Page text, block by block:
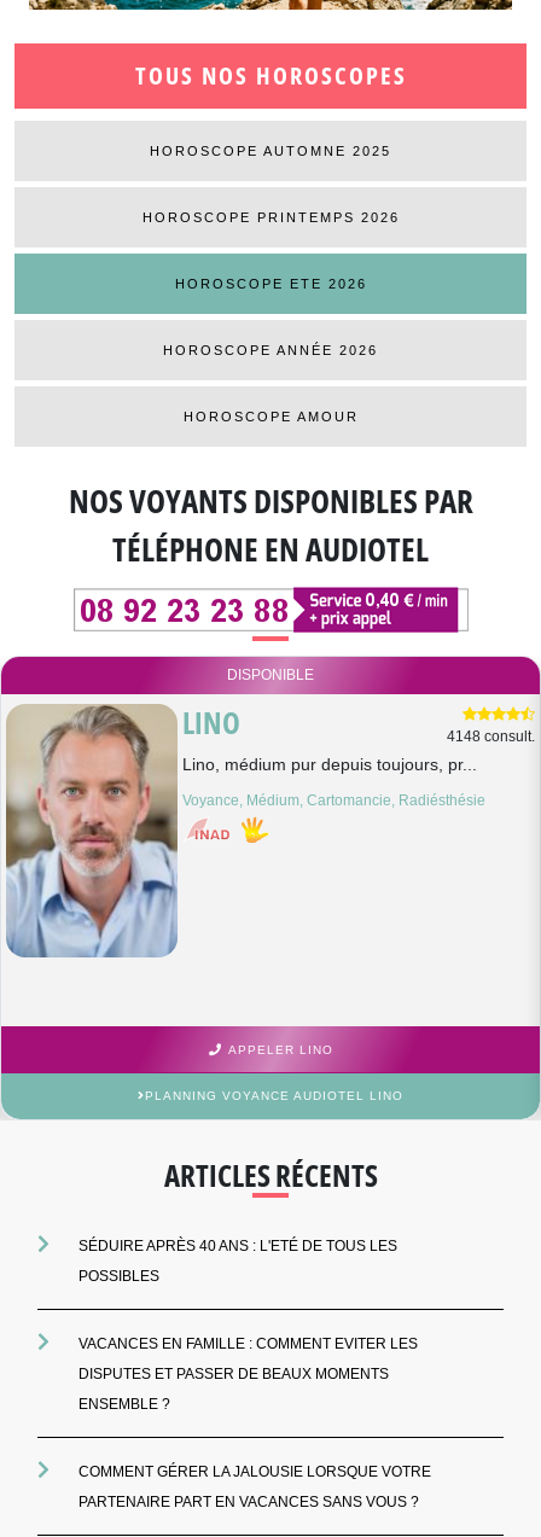
TOUS NOS HOROSCOPES
HOROSCOPE AUTOMNE 2025
HOROSCOPE PRINTEMPS 2026
HOROSCOPE ETE 2026
HOROSCOPE ANNÉE 2026
HOROSCOPE AMOUR
NOS VOYANTS DISPONIBLESPAR
TÉLÉPHONE EN AUDIOTEL
DISPONIBLE
LINO 4148 consult.
Lino, médium pur depuis toujours, pr...
Voyance, Médium, Cartomancie, Radiésthésie
APPELER LINO
PLANNING VOYANCE AUDIOTEL LINO
ARTICLES RÉCENTS
SÉDUIRE APRÈS 40 ANS : L'ETÉ DE TOUS LES
POSSIBLES
VACANCES EN FAMILLE : COMMENT EVITER LES
DISPUTES ET PASSER DE BEAUX MOMENTS
ENSEMBLE ?
COMMENT GÉRER LA JALOUSIE LORSQUE VOTRE
PARTENAIRE PART EN VACANCES SANS VOUS ?